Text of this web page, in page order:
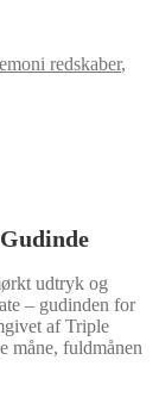
redskaber,
udtryk og
– gudinden for
af Triple
måne, fuldmånen